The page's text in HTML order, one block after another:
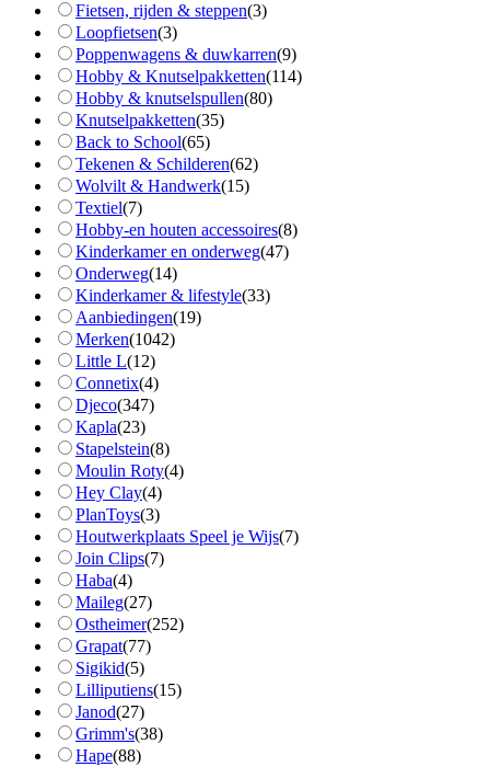
Fietsen, rijden & steppen(3)
Loopfietsen(3)
Poppenwagens & duwkarren(9)
Hobby & Knutselpakketten(114)
Hobby & knutselspullen(80)
Knutselpakketten(35)
Back to School(65)
Tekenen & Schilderen(62)
Wolvilt & Handwerk(15)
Textiel(7)
Hobby-en houten accessoires(8)
Kinderkamer en onderweg(47)
Onderweg(14)
Kinderkamer & lifestyle(33)
Aanbiedingen(19)
Merken(1042)
Little L(12)
Connetix(4)
Djeco(347)
Kapla(23)
Stapelstein(8)
Moulin Roty(4)
Hey Clay(4)
PlanToys(3)
Houtwerkplaats Speel je Wijs(7)
Join Clips(7)
Haba(4)
Maileg(27)
Ostheimer(252)
Grapat(77)
Sigikid(5)
Lilliputiens(15)
Janod(27)
Grimm's(38)
Hape(88)